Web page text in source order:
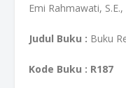
Emi Rahmawati, S.E.,
Judul Buku : Buku
Kode Buku : R187